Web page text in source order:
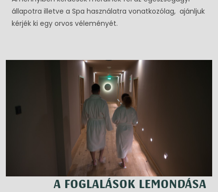
állapotra illetve a Spa használatra vonatkozólag, ajánljuk
kérjék ki egy orvos véleményét.
A FOGLALÁSOK LEMONDÁSA